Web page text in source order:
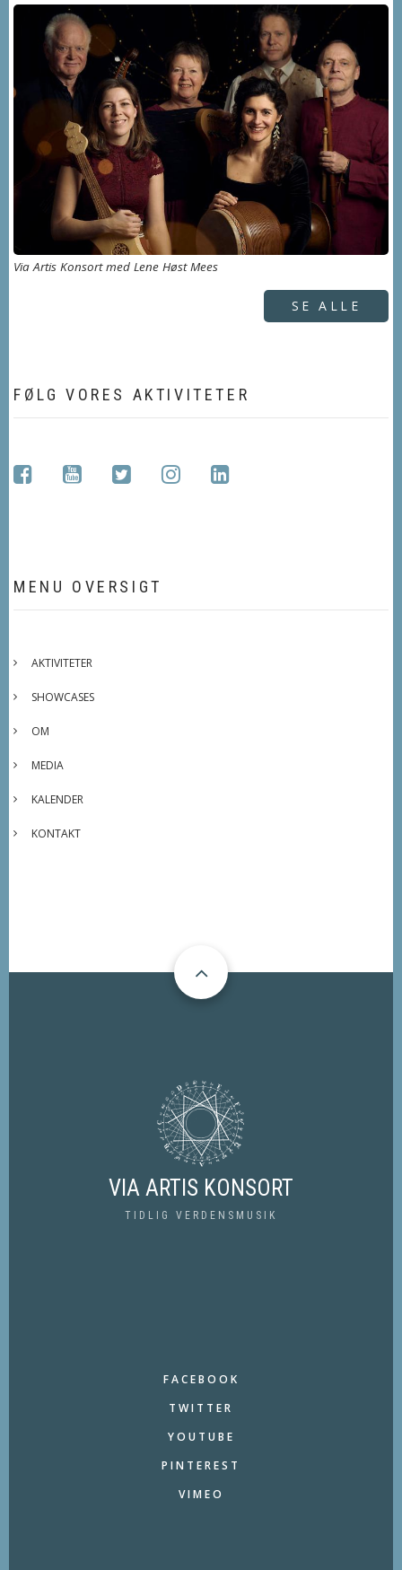
Via Artis Konsort med Lene Høst Mees
SE ALLE
FØLG VORES AKTIVITETER
facebookyoutubetwitterinstagramlinkedin
MENU OVERSIGT
AKTIVITETER
SHOWCASES
OM
MEDIA
KALENDER
KONTAKT
VIA ARTIS KONSORT
TIDLIG VERDENSMUSIK
FACEBOOK
TWITTER
YOUTUBE
PINTEREST
VIMEO